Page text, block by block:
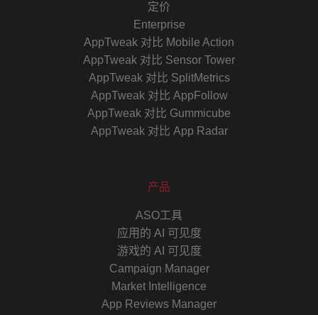
定价
Enterprise
AppTweak 对比 Mobile Action
AppTweak 对比 Sensor Tower
AppTweak 对比 SplitMetrics
AppTweak 对比 AppFollow
AppTweak 对比 Gummicube
AppTweak 对比 App Radar
产品
ASO工具
应用的 AI 可见度
游戏的 AI 可见度
Campaign Manager
Market Intelligence
App Reviews Manager